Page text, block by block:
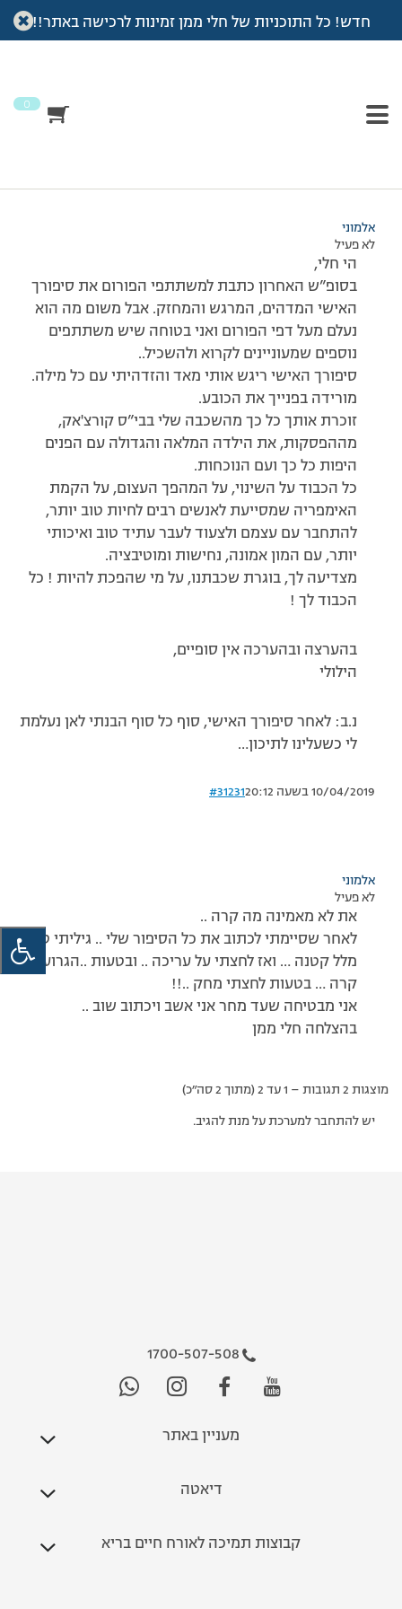
חדש! כל התוכניות של חלי ממן זמינות לרכישה באתר!!
0
עמוד הבית >דיונים>פורום >חלי היקרה… היכן נעלם סיפורך האישי ????
מוצגות 2 תגובות – 1 עד 2 (מתוך 2 סה״כ)
אלמוני
לא פעיל
הי חלי,
בסופ”ש האחרון כתבת למשתתפי הפורום את סיפורך
האישי המדהים, המרגש והמחזק. אבל משום מה הוא
נעלם מעל דפי הפורום ואני בטוחה שיש משתתפים
נוספים שמעוניינים לקרוא ולהשכיל..
סיפורך האישי ריגש אותי מאד והזדהיתי עם כל מילה.
מורידה בפנייך את הכובע.
זוכרת אותך כל כך מהשכבה שלי בבי”ס קורצ'אק,
מההפסקות, את הילדה המלאה והגדולה עם הפנים
היפות כל כך ועם הנוכחות.
כל הכבוד על השינוי, על המהפך העצום, על הקמת
האימפריה שמסייעת לאנשים רבים לחיות טוב יותר,
להתחבר עם עצמם ולצעוד לעבר עתיד טוב ואיכותי
יותר, עם המון אמונה, נחישות ומוטיבציה.
מצדיעה לך, בוגרת שכבתנו, על מי שהפכת להיות ! כל
הכבוד לך !
בהערצה ובהערכה אין סופיים,
הילולי
נ.ב: לאחר סיפורך האישי, סוף כל סוף הבנתי לאן נעלמת
לי כשעלינו לתיכון…
10/04/2019 בשעה 20:12 #31231
אלמוני
לא פעיל
את לא מאמינה מה קרה ..
לאחר שסיימתי לכתוב את כל הסיפור שלי .. גיליתי טעות
מלל קטנה … ואז לחצתי על עריכה .. ובטעות ..הגרוע מכל
קרה … בטעות לחצתי מחק ..!!
אני מבטיחה שעד מחר אני אשב ויכתוב שוב ..
בהצלחה חלי ממן
מוצגות 2 תגובות – 1 עד 2 (מתוך 2 סה״כ)
יש להתחבר למערכת על מנת להגיב.
1700-507-508
מעניין באתר
דיאטה
קבוצות תמיכה לאורח חיים בריא